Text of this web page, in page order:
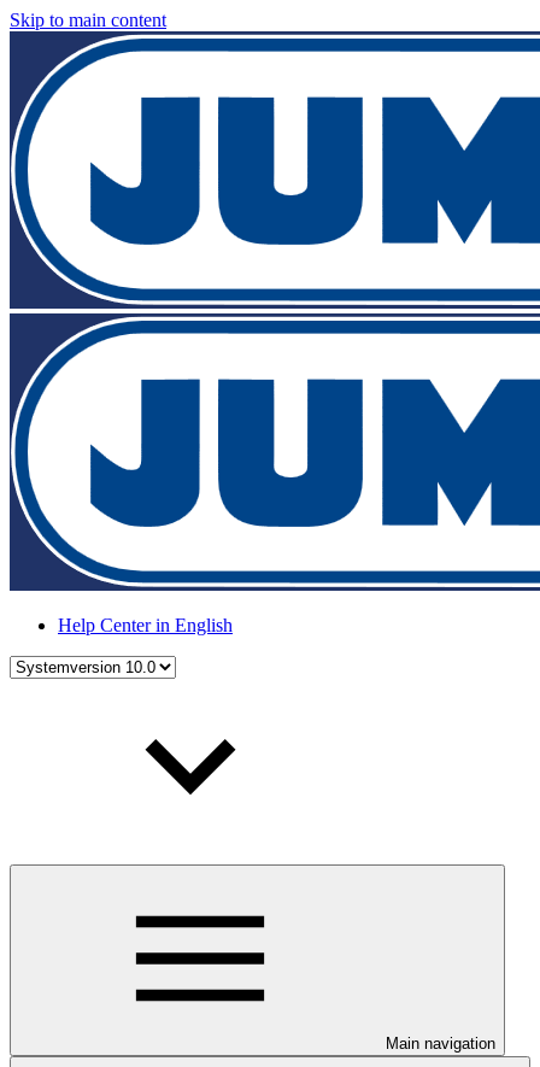
Skip to main content
Help Center in English
Main navigation